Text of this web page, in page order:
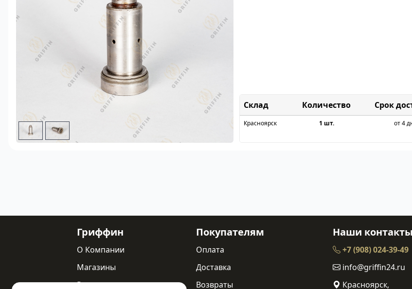
Склад Срок
Красноярск 1 шт. от 4
Гриффин
О Компании
Магазины
Реквизиты
Покупателям
Оплата
Доставка
Возвраты
Наши контакты
+7 (908) 024-39-49
info@griffin24.ru
Красноярск,